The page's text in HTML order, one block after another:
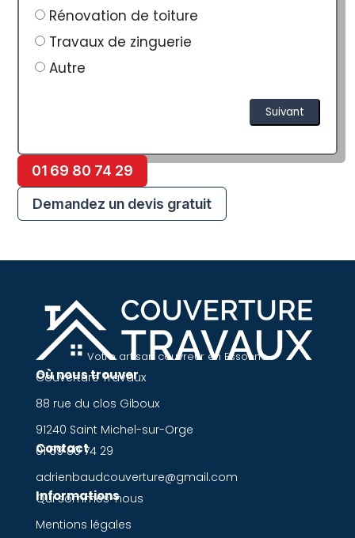
Rénovation de toiture
Travaux de zinguerie
Autre
Suivant
Alternative:
01 69 80 74 29
Demandez un devis gratuit
Votre artisan couvreur en Essonne
Où nous trouver
Couverture Travaux
88 rue du clos Giboux
91240 Saint Michel-sur-Orge
Contact
01 69 80 74 29
adrienbaudcouverture@gmail.com
Informations
Qui sommes-nous
Mentions légales